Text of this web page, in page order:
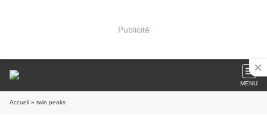
Publicité
MENU
Accueil » twin peaks